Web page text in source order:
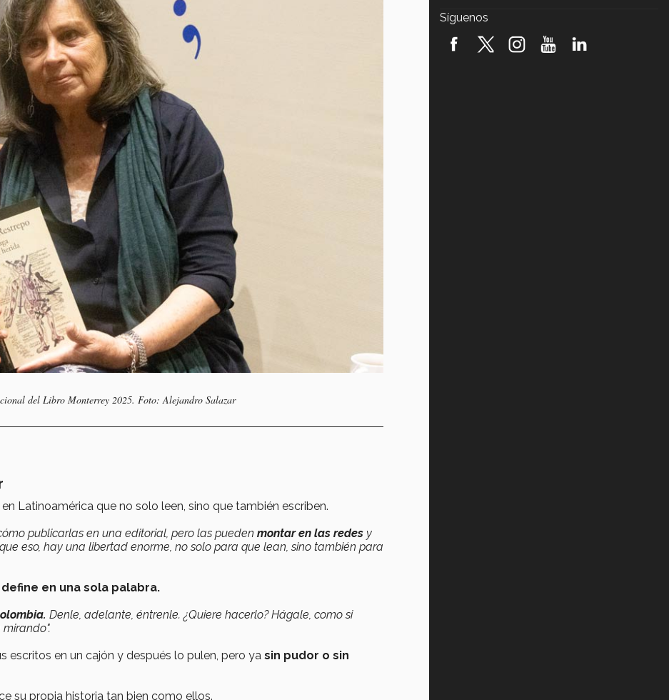
del Libro Monterrey 2025. Foto: Alejandro Salazar
Latinoamérica que no solo leen, sino que también escriben.
publicarlas en una editorial, pero las pueden montar en las redes y
eso, hay una libertad enorme, no solo para que lean, sino también para
define en una sola palabra.
Denle, adelante, éntrenle. ¿Quiere hacerlo? Hágale, como si
escritos en un cajón y después lo pulen, pero ya sin pudor o sin
su propia historia tan bien como ellos.
robótica FIRST 2026! (video)
Síguenos